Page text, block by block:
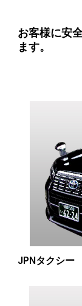
お客様に安
ます。
JPNタクシー